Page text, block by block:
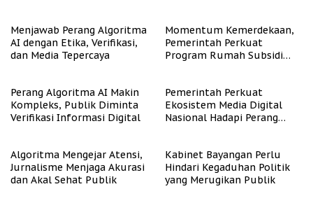
Menjawab Perang Algoritma
AI dengan Etika, Verifikasi,
dan Media Tepercaya
Momentum Kemerdekaan,
Pemerintah Perkuat
Program Rumah Subsidi
Perang Algoritma AI Makin
Kompleks, Publik Diminta
Verifikasi Informasi Digital
Pemerintah Perkuat
Ekosistem Media Digital
Nasional Hadapi Perang
Algoritma Mengejar Atensi,
Jurnalisme Menjaga Akurasi
dan Akal Sehat Publik
Kabinet Bayangan Perlu
Hindari Kegaduhan Politik
yang Merugikan Publik